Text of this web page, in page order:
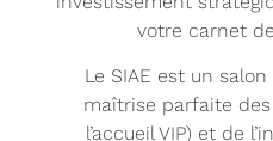
votre carnet
Le SIAE est un
maîtrise parfaite
l’accueil VIP) et de